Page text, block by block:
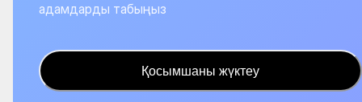
адамдарды табыңыз
Қосымшаны жүктеу